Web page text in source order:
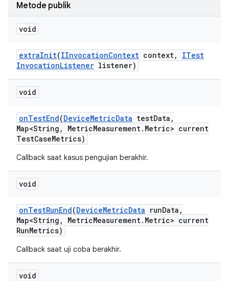
Metode publik
void
extraInit(IInvocationContext context,
ITest
InvocationListener listener)
void
onTestEnd(DeviceMetricData testData ,
Map<String , MetricMeasurement. Metric> current
TestCaseMetrics)
Callback saat kasus pengujian berakhir.
void
onTestRunEnd(DeviceMetricData runData ,
Map<String , MetricMeasurement. Metric> current
RunMetrics)
Callback saat uji coba berakhir.
void